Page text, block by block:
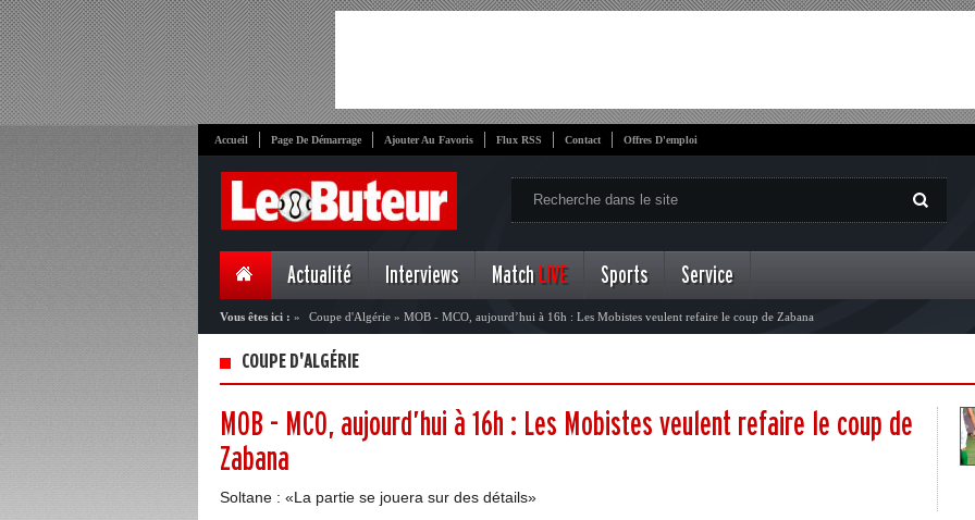
Accueil Page De Démarrage Ajouter Au Favoris Flux RSS Contact Offres D'emploi
Actualité Interviews Match LIVE Sports Service
Vous êtes ici : » Coupe d'Algérie » MOB - MCO, aujourd’hui à 16h : Les Mobistes veulent refaire le coup de Zabana
COUPE D'ALGÉRIE
MOB - MCO, aujourd’hui à 16h : Les Mobistes veulent refaire le coup de
Zabana
Soltane : «La partie se jouera sur des détails»